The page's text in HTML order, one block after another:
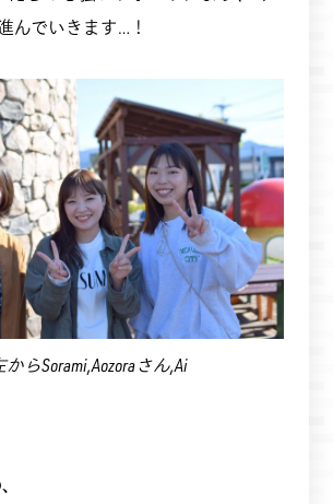
んでいきます…！
からSorami,Aozoraさん,Ai